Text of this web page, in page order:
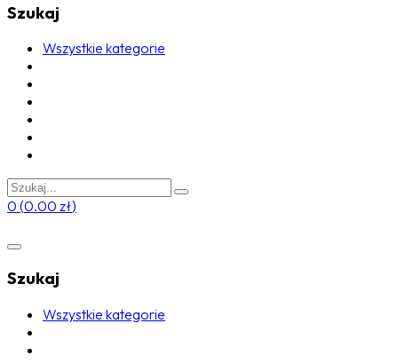
Szukaj
Wszystkie kategorie
0 (0.00 zł)
Szukaj
Wszystkie kategorie